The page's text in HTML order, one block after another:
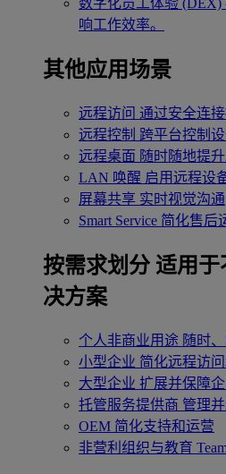
数字化员工体验 (DEX)
响工作效率。
其他应用场景
远程访问 通过安全连
远程控制 跨平台控制
远程桌面 随时随地提
LAN 唤醒 启用远程设
屏幕共享 实时视觉沟通
Smart Service 简化售后
按需求划分 适用于
决方案
个人非商业用途 随时
小型企业 简化远程访
大型企业 扩展并保障
托管服务提供商 管理
OEM 简化支持和运营
非营利组织与教育